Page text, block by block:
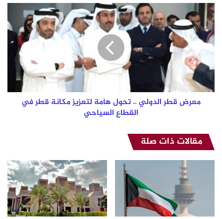
معرض
قطر
الدولي
..
تحول
هامة
لتعزيز
مكانة
قطر
معرض قطر الدولي .. تحول هامة لتعزيز مكانة قطر في
القطاع السياحي
مقالات ذات صلة